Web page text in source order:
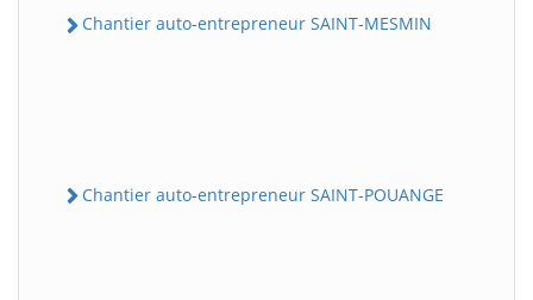
Chantier auto-entrepreneur SAINT-MESMIN
Chantier auto-entrepreneur SAINT-POUANGE